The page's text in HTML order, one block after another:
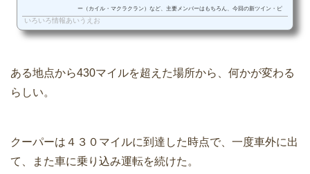
ー（カイル・マクラクラン）など、主要メンバーはもちろん、今回の新ツイン・ピ
ークス2017では、毎回超豪華なキャストが登場する事でも話題になっています。
いろいろ情報あいうえお
ある地点から430マイルを超えた場所から、何かが変わる
らしい。
クーパーは４３０マイルに到達した時点で、一度車外に出
て、また車に乗り込み運転を続けた。